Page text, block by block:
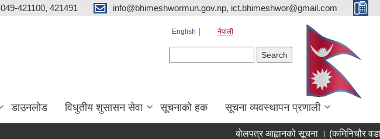
049-421100, 421491 info@bhimeshwormun.gov.np, ict.bhimeshwor@gmail.com
English नेपाली
डाउनलोड विधुतीय शुसासन सेवा सूचनाको हक सूचना व्यवस्थापन प्रणाली
बोलपत्र आह्वानको सूचना । (कमिनिचौर